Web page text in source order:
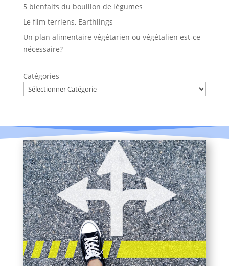
5 bienfaits du bouillon de légumes
Le film terriens, Earthlings
Un plan alimentaire végétarien ou végétalien est-ce
nécessaire?
Catégories